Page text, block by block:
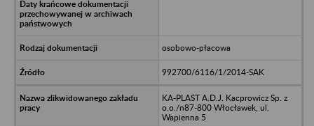
osobowo-płacowa
992700/6116/1/2014-SAK
KA-PLAST A.D.J. Kacprowicz Sp. z
o.o./n87-800 Włocławek, ul.
Wapienna 5